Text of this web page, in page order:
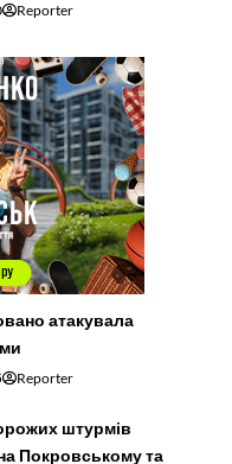
Reporter
атакувала
Reporter
штурмів
Покровському та